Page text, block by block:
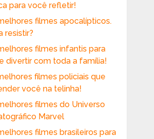
para você refletir!
filmes apocalípticos.
resistir?
filmes infantis para
divertir com toda a família!
filmes policiais que
você na telinha!
filmes do Universo
Marvel
filmes brasileiros para